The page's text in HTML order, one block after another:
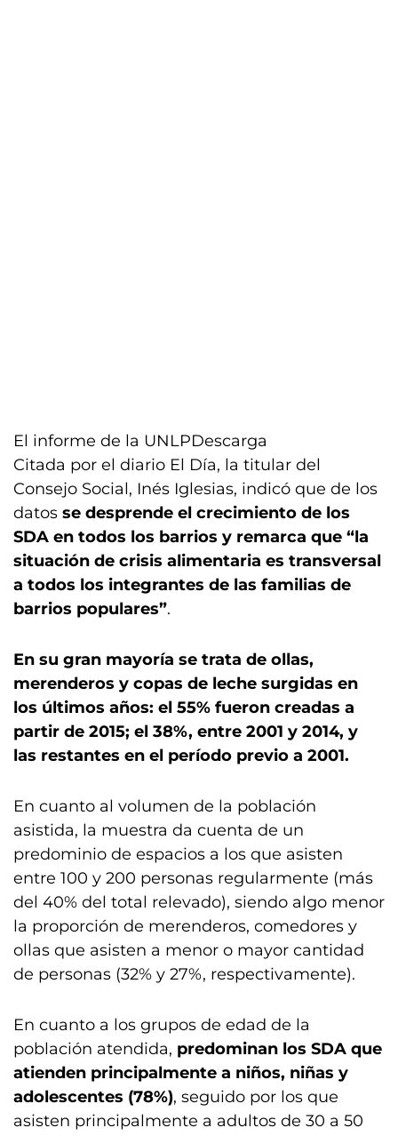
El informe de la UNLPDescarga
Citada por el diario El Día, la titular del
Consejo Social, Inés Iglesias, indicó que de los
datos se desprende el crecimiento de los
SDA en todos los barrios y remarca que “la
situación de crisis alimentaria es transversal
a todos los integrantes de las familias de
barrios populares”.
En su gran mayoría se trata de ollas,
merenderos y copas de leche surgidas en
los últimos años: el 55% fueron creadas a
partir de 2015; el 38%, entre 2001 y 2014, y
las restantes en el período previo a 2001.
En cuanto al volumen de la población
asistida, la muestra da cuenta de un
predominio de espacios a los que asisten
entre 100 y 200 personas regularmente (más
del 40% del total relevado), siendo algo menor
la proporción de merenderos, comedores y
ollas que asisten a menor o mayor cantidad
de personas (32% y 27%, respectivamente).
En cuanto a los grupos de edad de la
población atendida, predominan los SDA que
atienden principalmente a niños, niñas y
adolescentes (78%), seguido por los que
asisten principalmente a adultos de 30 a 50